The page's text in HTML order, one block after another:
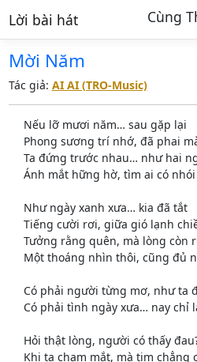
Lời bài hát Cùng
Mời Năm
Tác giả: AI AI (TRO-Music)
Nếu lỡ mươi năm… sau gặp lại
Phong sương trí nhớ, đã phai
Ta đứng trước nhau… như hai
Ánh mắt hững hờ, tìm ai có
Như ngày xanh xưa… kia đã tắt
Tiếng cười rơi, giữa gió lạnh
Tưởng rằng quên, mà lòng còn
Một thoáng nhìn thôi, cũng đủ
Có phải người từng mơ, như ta
Có phải tình ngày xưa… nay chỉ
Hỏi thật lòng, người có thấy
Khi ta chạm mắt, mà tim chẳng